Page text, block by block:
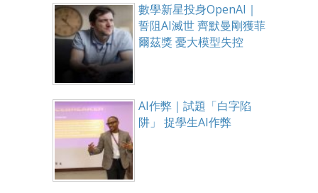
數學新星投身OpenAI｜
誓阻AI滅世 齊默曼剛獲菲
爾茲獎 憂大模型失控
AI作弊｜試題「白字陷
阱」 捉學生AI作弊